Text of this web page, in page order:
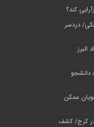
کند؟
دردسر
دانشجو
ممکن
در کرج/‌ کشف